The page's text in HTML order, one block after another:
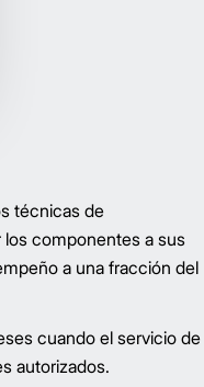
técnicas de
los componentes a sus
a una fracción del
cuando el servicio de
autorizados.